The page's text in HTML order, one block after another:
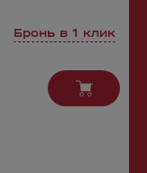
Бронь в 1 клик